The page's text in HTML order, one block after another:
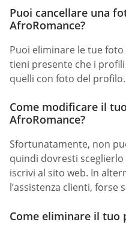
Puoi cancellare una
AfroRomance?
Puoi eliminare le tue
tieni presente che i
quelli con foto del profilo.
Come modificare il
AfroRomance?
Sfortunatamente, non
quindi dovresti sceglierlo
iscrivi al sito web. In
l’assistenza clienti,
Come eliminare il tuo